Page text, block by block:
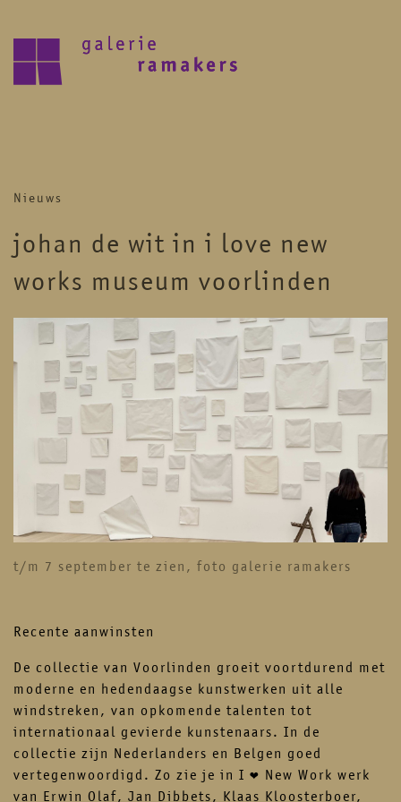
30.07.2026 – 27.08.2026
save the date 6 september opening
nieuwe seizoen
home
artists
about
news
contact
newsletter
instagram facebook
Nieuws
johan de wit in i love new
works museum voorlinden
t/m 7 september te zien, foto galerie ramakers
Recente aanwinsten
De collectie van Voorlinden groeit voortdurend met
moderne en hedendaagse kunstwerken uit alle
windstreken, van opkomende talenten tot
internationaal gevierde kunstenaars. In de
collectie zijn Nederlanders en Belgen goed
vertegenwoordigd. Zo zie je in I ❤️ New Work werk
van Erwin Olaf, Jan Dibbets, Klaas Kloosterboer,